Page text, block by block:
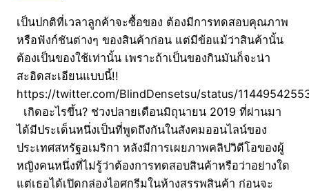
เป็นปกติที่เวลาลูกค้าจะซื้อของ ต้องมีการทดสอบคุณภาพ
หรือฟังก์ชันต่างๆ ของสินค้าก่อน แต่มีข้อแม้ว่าสินค้านั้น
ต้องเป็นของใช้เท่านั้น เพราะถ้าเป็นของกินมันก็จะน่า
สะอิดสะเอียนแบบนี้!!
https://twitter.com/BlindDensetsu/status/
เกิดอะไรขึ้น? ช่วงปลายเดือนมิถุนายน 2019 ที่ผ่านมา
ได้มีประเด็นหนึ่งเป็นที่พูดถึงกันในสังคมออนไลน์ของ
ประเทศสหรัฐอเมริกา หลังมีการเผยภาพคลิปวิดีโอของผู้
หญิงคนหนึ่งที่ไม่รู้ว่าต้องการทดสอบสินค้าหรือว่าอย่างใด
แต่เธอได้เปิดกล่องไอศกรีมในห้างสรรพสินค้า ก่อนจะ